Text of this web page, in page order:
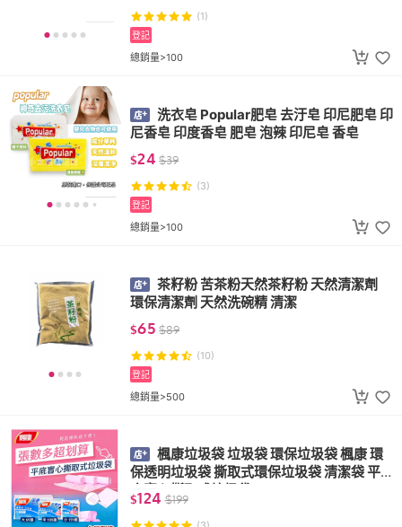
(1)
總銷量>100
登記
洗衣皂 Popular肥皂 去汙皂 印尼肥皂 印
尼香皂 印度香皂 肥皂 泡辣 印尼皂 香皂
$24 $39
(3)
總銷量>100
登記
茶籽粉 苦茶粉天然茶籽粉 天然清潔劑
環保清潔劑 天然洗碗精 清潔
$65 $89
(10)
總銷量>500
登記
楓康垃圾袋 垃圾袋 環保垃圾袋 楓康 環
保透明垃圾袋 撕取式環保垃圾袋 清潔袋 平
底實心撕取式垃圾袋
$124 $199